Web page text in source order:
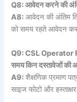
Q8: आवेदन करने की
A8: आवेदन की अंतिम
को समय रहते आवेदन
Q9: CSL Operator
समय किन दस्तावेजों की
A9: शैक्षणिक प्रमाण
साइज फोटो और